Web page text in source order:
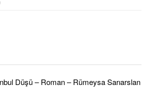
Düşü – Roman – Rümeysa Sarıarslan